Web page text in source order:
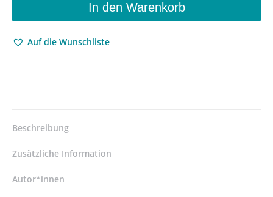
Formen
Lehrer-
in
(Post-)Moderne
Rebecca
In den Warenkorb
Auf die Wunschliste
Beschreibung
Zusätzliche Information
Autor*innen